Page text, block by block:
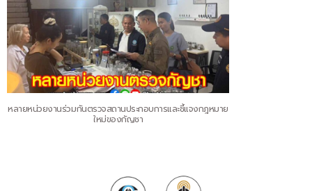
หลายหน่วยงานร่วมกันตรวจสถานประกอบการและชี้แจงกฎหมาย
ใหม่ของกัญชา